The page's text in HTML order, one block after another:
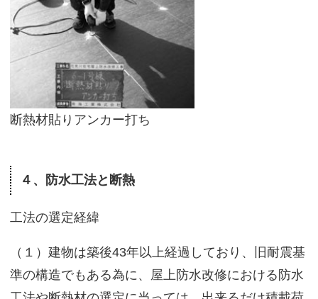
断熱材貼りアンカー打ち
４、防水工法と断熱
工法の選定経緯
（１）建物は築後43年以上経過しており、旧耐震基
準の構造でもある為に、屋上防水改修における防水